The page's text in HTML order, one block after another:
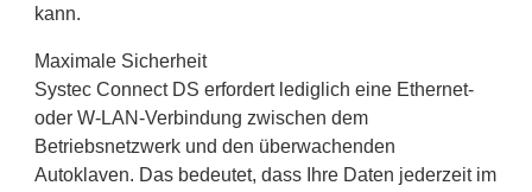
kann.
Maximale Sicherheit
Systec Connect DS erfordert lediglich eine Ethernet-
oder W-LAN-Verbindung zwischen dem
Betriebsnetzwerk und den überwachenden
Autoklaven. Das bedeutet, dass Ihre Daten jederzeit im